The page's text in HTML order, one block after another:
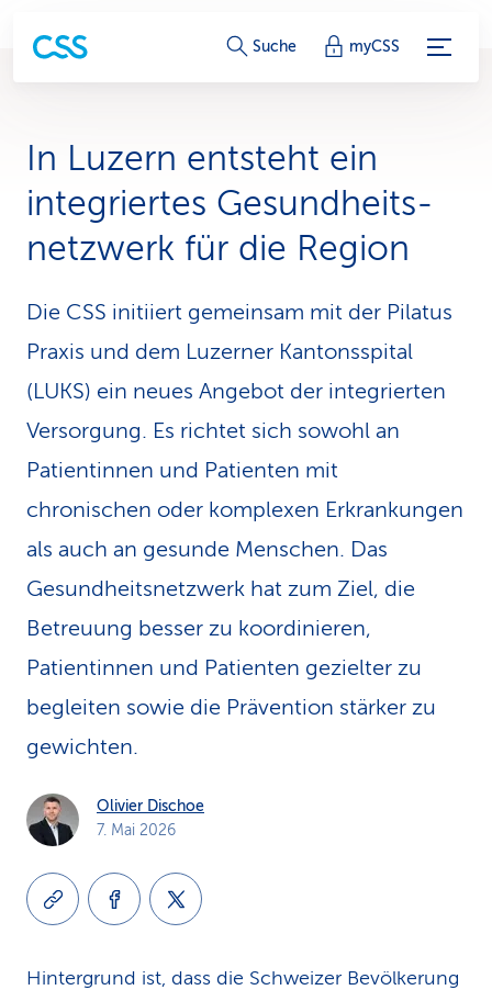
S
r
v
i
c
e
-
L
i
n
k
s
Suche myCSS
In Luzern entsteht ein
integriertes Gesundheits­
netzwerk für die Region
Die CSS initiiert gemeinsam mit der Pilatus
Praxis und dem Luzerner Kantonsspital
(LUKS) ein neues Angebot der integrierten
Versorgung. Es richtet sich sowohl an
Patientinnen und Patienten mit
chronischen oder komplexen Erkrankungen
als auch an gesunde Menschen. Das
Gesundheits­netzwerk hat zum Ziel, die
Betreuung besser zu koordinieren,
Patientinnen und Patienten gezielter zu
begleiten sowie die Prävention stärker zu
gewichten.
Olivier Dischoe
7. Mai 2026
Hintergrund ist, dass die Schweizer Bevölkerung